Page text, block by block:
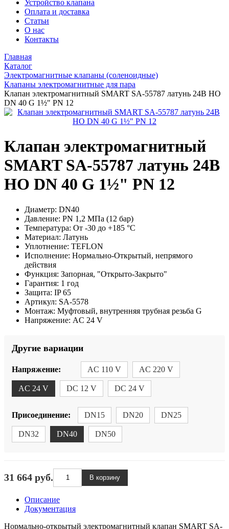
Устройство клапана
Оплата и доставка
Статьи
О нас
Контакты
Главная
Каталог
Электромагнитные клапаны (соленоидные)
Клапаны электромагнитные для пара
Клапан электромагнитный SMART SA-55787 латунь 24В НО
DN 40 G 1½" PN 12
Клапан электромагнитный
SMART SA-55787 латунь 24В
НО DN 40 G 1½" PN 12
Диаметр: DN40
Давление: PN 1,2 МПа (12 бар)
Температура: От -30 до +185 °С
Материал: Латунь
Уплотнение: TEFLON
Исполнение: Нормально-Открытый, непрямого
действия
Функция: Запорная, "Открыто-Закрыто"
Гарантия: 1 год
Защита: IP 65
Артикул: SA-5578
Монтаж: Муфтовый, внутренняя трубная резьба G
Напряжение: AC 24 V
Другие вариации
Напряжение: AC 110 V AC 220 V
AC 24 V DC 12 V DC 24 V
Присоединение: DN15 DN20 DN25
DN32 DN40 DN50
31 664 руб.
Описание
Документация
Нормально-открытый электромагнитный клапан SMART SA-